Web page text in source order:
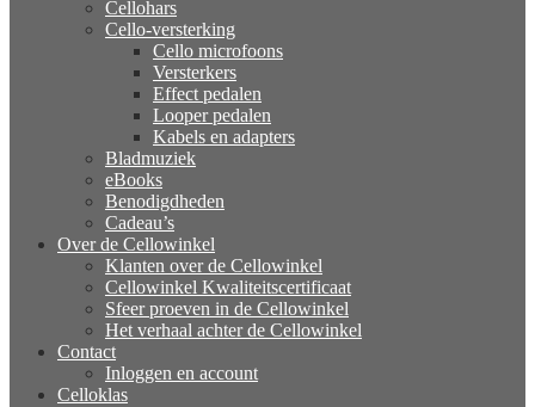
Cellohars
Cello-versterking
Cello microfoons
Versterkers
Effect pedalen
Looper pedalen
Kabels en adapters
Bladmuziek
eBooks
Benodigdheden
Cadeau’s
Over de Cellowinkel
Klanten over de Cellowinkel
Cellowinkel Kwaliteitscertificaat
Sfeer proeven in de Cellowinkel
Het verhaal achter de Cellowinkel
Contact
Inloggen en account
Celloklas